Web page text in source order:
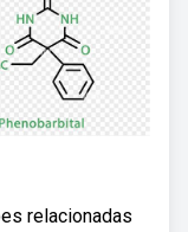
relacionadas